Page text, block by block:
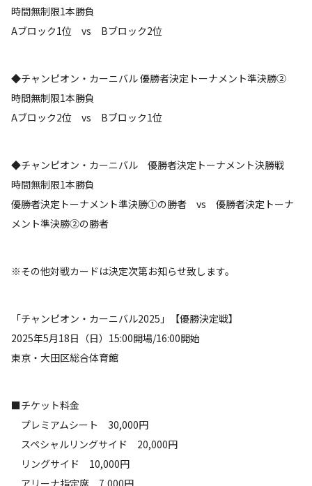
時間無制限1本勝負
Aブロック1位 vs Bブロック2位
◆チャンピオン・カーニバル 優勝者決定トーナメント準決勝②
時間無制限1本勝負
Aブロック2位 vs Bブロック1位
◆チャンピオン・カーニバル 優勝者決定トーナメント決勝戦
時間無制限1本勝負
優勝者決定トーナメント準決勝①の勝者 vs 優勝者決定トーナ
メント準決勝②の勝者
※その他対戦カードは決定次第お知らせ致します。
「チャンピオン・カーニバル2025」【優勝決定戦】
2025年5月18日（日）15:00開場/16:00開始
東京・大田区総合体育館
■チケット料金
プレミアムシート 30,000円
スペシャルリングサイド 20,000円
リングサイド 10,000円
アリーナ指定席 7,000円